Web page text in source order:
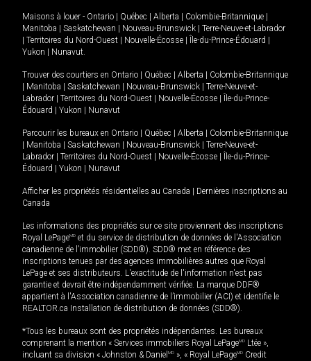
Maisons à louer - Ontario Québec Alberta Colombie-Britannique
Manitoba
Saskatchewan Nouveau-Brunswick
Terre-Neuve-et-Labrador
Territoires du Nord-Ouest Nouvelle-Écosse Île-du-Prince-Édouard
Yukon
Nunavut.
Trouver des courtiers en Ontario Québec Alberta
Colombie-Britannique
Manitoba Saskatchewan Nouveau-Brunswick
Terre-Neuve-et-
Labrador
Territoires du Nord-Ouest Nouvelle-Écosse
Île-du-Prince-
Édouard
Yukon Nunavut
Parcourir les bureaux en Ontario Québec Alberta
Colombie-Britannique
Manitoba Saskatchewan Nouveau-Brunswick
Terre-Neuve-et-
Labrador
Territoires du Nord-Ouest Nouvelle-Écosse
Île-du-Prince-
Édouard
Yukon Nunavut
Afficher les propriétés résidentielles au Canada
Dernières inscriptions au
Canada
Les informations des propriétés sur ce site proviennent des inscriptions
Royal LePageMD et du service de distribution de données de l'Association
canadienne de l’immobilier (SDD®). SDD® met en référence des
inscriptions tenues par des agences immobilières autres que Royal
LePage et ses distributeurs. L'exactitude de l'information n'est pas
garantie et devrait être indépendamment vérifiée. La marque DDF®
appartient à l'Association canadienne de l’immobilier (ACI) et identifie le
REALTOR.ca Installation de distribution de données (SDD®).
*Tous les bureaux sont des propriétés indépendantes. Les bureaux
comprenant la mention « Services immobiliers Royal LePageMD Ltée »,
incluant sa division « Johnston & Daniel MD », « Royal LePageMD Credit